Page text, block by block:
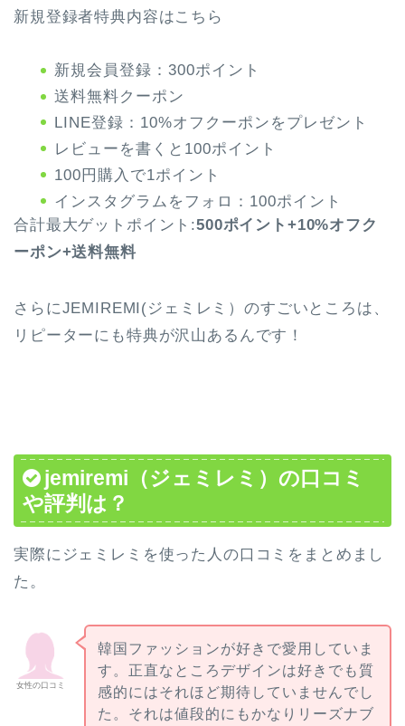
新規登録者特典内容はこちら
新規会員登録：300ポイント
送料無料クーポン
LINE登録：10%オフクーポンをプレゼント
レビューを書くと100ポイント
100円購入で1ポイント
インスタグラムをフォロ：100ポイント
合計最大ゲットポイント:500ポイント+10%オフク
ーポン+送料無料
さらにJEMIREMI(ジェミレミ）のすごいところは、
リピーターにも特典が沢山あるんです！
jemiremi（ジェミレミ）の口コミ
や評判は？
実際にジェミレミを使った人の口コミをまとめまし
た。
女性の口コミ
韓国ファッションが好きで愛用していま
す。正直なところデザインは好きでも質
感的にはそれほど期待していませんでし
た。それは値段的にもかなりリーズナブ